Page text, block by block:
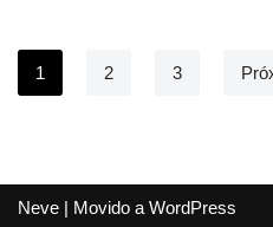
1 2 3
Neve | Movido a WordPress